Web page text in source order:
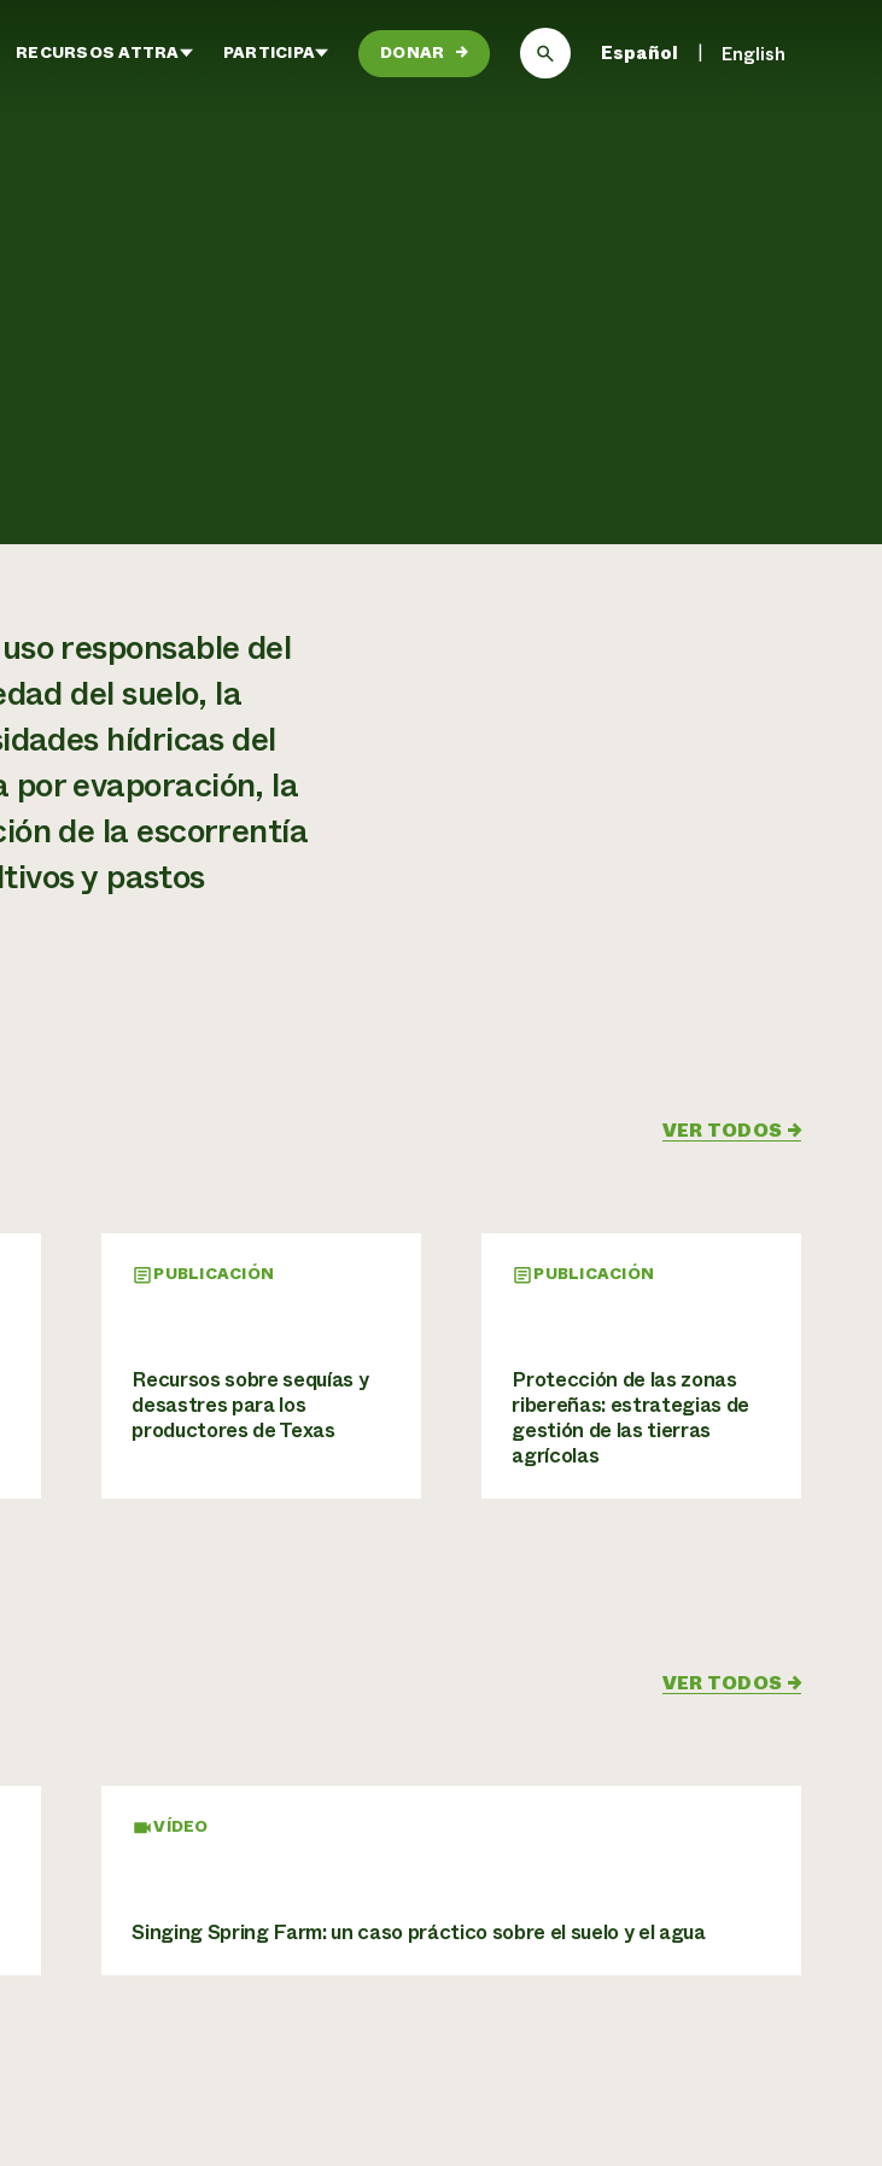
RECURSOS ATTRA PARTICIPA DONAR → Español English
responsable del
del suelo, la
hídricas del
por evaporación, la
de la escorrentía
y pastos
VER TODOS →
PUBLICACIÓN
Recursos sobre sequías y
desastres para los
productores de Texas
PUBLICACIÓN
Protección de las zonas
ribereñas: estrategias de
gestión de las tierras
agrícolas
VER TODOS →
VÍDEO
Singing Spring Farm: un caso práctico sobre el suelo y el agua